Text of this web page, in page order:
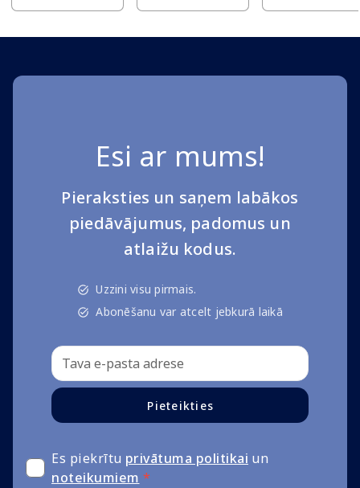
Esi ar mums!
Pieraksties un saņem labākos
piedāvājumus, padomus un
atlaižu kodus.
Uzzini visu pirmais.
Abonēšanu var atcelt jebkurā laikā
Pieteikties
Es piekrītu privātuma politikai un
noteikumiem *